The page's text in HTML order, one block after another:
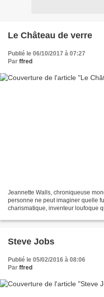
Le Château de verre
Publié le 06/10/2017 à 07:27
Par ffred
Jeannette Walls, chroniqueuse
personne ne peut imaginer quelle
charismatique, inventeur loufoque
Steve Jobs
Publié le 05/02/2016 à 08:06
Par ffred